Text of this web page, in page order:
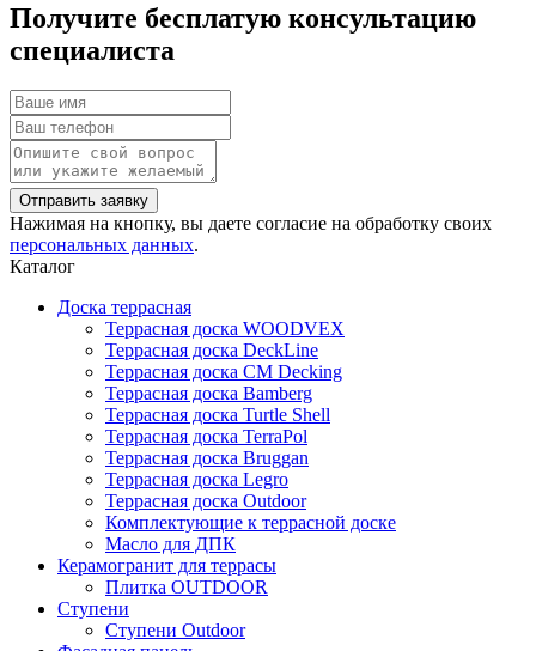
Получите бесплатую консультацию
специалиста
Нажимая на кнопку, вы даете согласие на обработку своих
персональных данных.
Каталог
Доска террасная
Террасная доска WOODVEX
Террасная доска DeckLine
Террасная доска CM Decking
Террасная доска Bamberg
Террасная доска Turtle Shell
Террасная доска TerraPol
Террасная доска Bruggan
Террасная доска Legro
Террасная доска Outdoor
Комплектующие к террасной доске
Масло для ДПК
Керамогранит для террасы
Плитка OUTDOOR
Ступени
Ступени Outdoor